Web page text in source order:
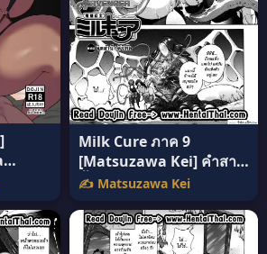
แปล
Milk Cure ภาค 9
[Matsuzawa Kei] คำสาป
น้ำนม แปลไทย
✍️ Matsuzawa Kei